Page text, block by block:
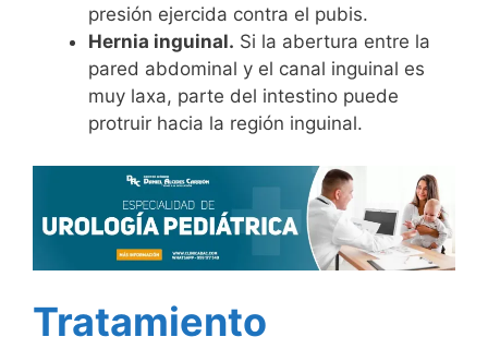
presión ejercida contra el pubis.
Hernia inguinal. Si la abertura entre la
pared abdominal y el canal inguinal es
muy laxa, parte del intestino puede
protruir hacia la región inguinal.
Tratamiento